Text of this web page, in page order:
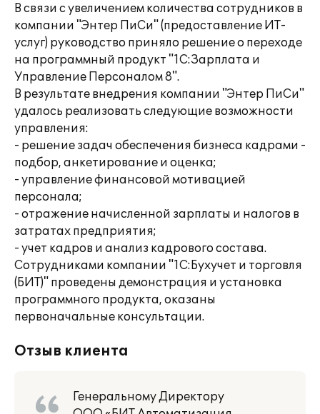
В связи с увеличением количества сотрудников в
компании "Энтер ПиСи" (предоставление ИТ-
услуг) руководство приняло решение о переходе
на программный продукт "1С:Зарплата и
Управление Персоналом 8".
В результате внедрения компании "Энтер ПиСи"
удалось реализовать следующие возможности
управления:
- решение задач обеспечения бизнеса кадрами -
подбор, анкетирование и оценка;
- управление финансовой мотивацией
персонала;
- отражение начисленной зарплаты и налогов в
затратах предприятия;
- учет кадров и анализ кадрового состава.
Сотрудниками компании "1С:Бухучет и торговля
(БИТ)" проведены демонстрация и установка
программного продукта, оказаны
первоначальные консультации.
Отзыв клиента
Генеральному Директору